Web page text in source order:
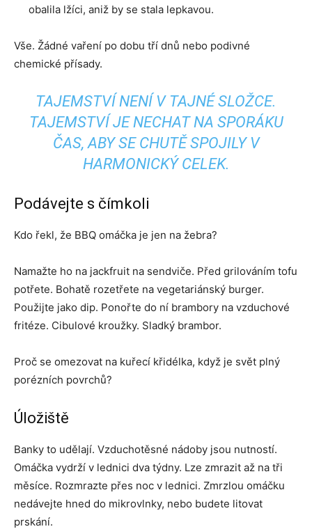
obalila lžíci, aniž by se stala lepkavou.
Vše. Žádné vaření po dobu tří dnů nebo podivné
chemické přísady.
TAJEMSTVÍ NENÍ V TAJNÉ SLOŽCE.
TAJEMSTVÍ JE NECHAT NA SPORÁKU
ČAS, ABY SE CHUTĚ SPOJILY V
HARMONICKÝ CELEK.
Podávejte s čímkoli
Kdo řekl, že BBQ omáčka je jen na žebra?
Namažte ho na jackfruit na sendviče. Před grilováním tofu
potřete. Bohatě rozetřete na vegetariánský burger.
Použijte jako dip. Ponořte do ní brambory na vzduchové
fritéze. Cibulové kroužky. Sladký brambor.
Proč se omezovat na kuřecí křidélka, když je svět plný
porézních povrchů?
Úložiště
Banky to udělají. Vzduchotěsné nádoby jsou nutností.
Omáčka vydrží v lednici dva týdny. Lze zmrazit až na tři
měsíce. Rozmrazte přes noc v lednici. Zmrzlou omáčku
nedávejte hned do mikrovlnky, nebo budete litovat
prskání.